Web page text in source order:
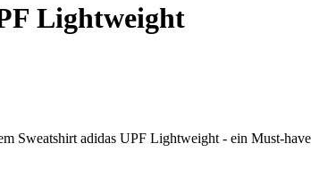
Lightweight
Sweatshirt adidas UPF Lightweight - ein Must-